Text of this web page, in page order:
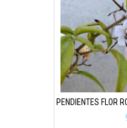
PENDIENTES FLOR